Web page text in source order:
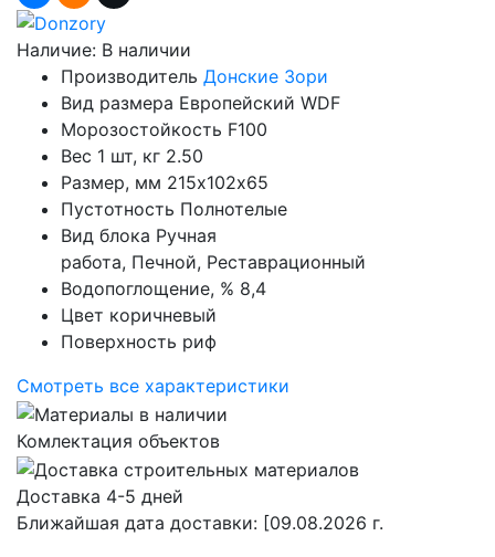
Наличие: В наличии
Производитель Донские Зори
Вид размера Европейский WDF
Морозостойкость F100
Вес 1 шт, кг 2.50
Размер, мм 215х102х65
Пустотность Полнотелые
Вид блока Ручная
работа, Печной, Реставрационный
Водопоглощение, % 8,4
Цвет коричневый
Поверхность риф
Смотреть все характеристики
Комлектация объектов
Доставка 4-5 дней
Ближайшая дата доставки: [09.08.2026 г.